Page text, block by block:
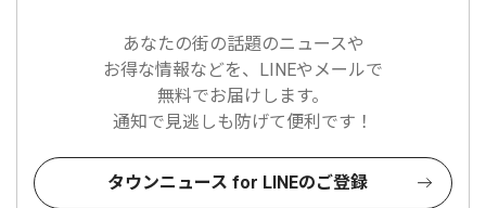
あなたの街の話題のニュースや
お得な情報などを、LINEやメールで
無料でお届けします。
通知で見逃しも防げて便利です！
タウンニュース for LINEのご登録